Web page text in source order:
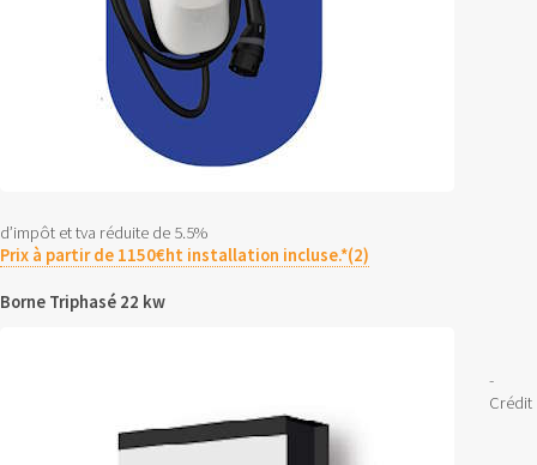
d’impôt et tva réduite de 5.5%
Prix à partir de 1150€ht installation incluse.*(2)
Borne Triphasé 22 kw
-
Crédit